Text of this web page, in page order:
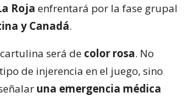
Roja enfrentará por la fase grupal
y Canadá.
será de color rosa. No
de injerencia en el juego, sino
una emergencia médica